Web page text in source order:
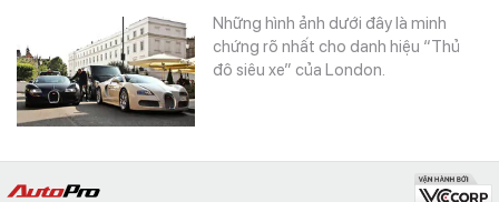
Những hình ảnh dưới đây là minh
chứng rõ nhất cho danh hiệu “Thủ
đô siêu xe” của London.